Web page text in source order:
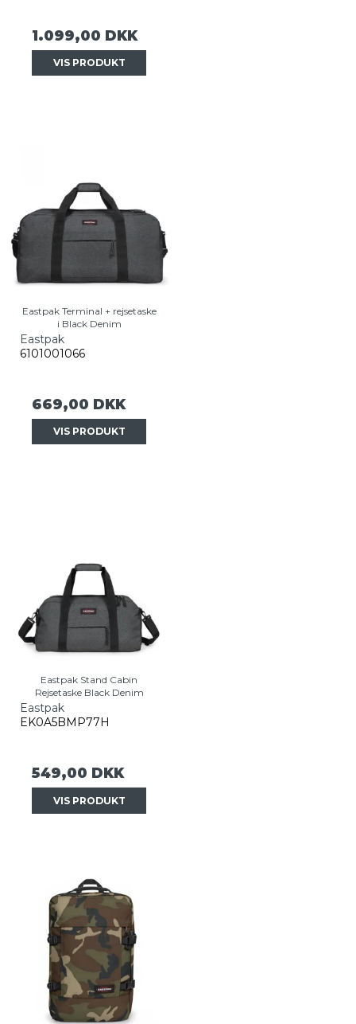
1.099,00 DKK
VIS PRODUKT
Eastpak Terminal + rejsetaske
i Black Denim
Eastpak
6101001066
669,00 DKK
VIS PRODUKT
Eastpak Stand Cabin
Rejsetaske Black Denim
Eastpak
EK0A5BMP77H
549,00 DKK
VIS PRODUKT